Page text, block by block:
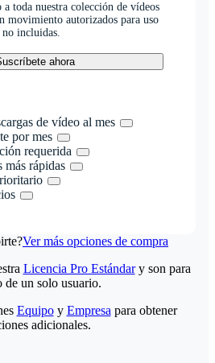
a toda nuestra colección de vídeos
movimiento autorizados para uso
incluidas.
ahora
de vídeo al mes
por mes
requerida
más rápidas
Ver más opciones de compra
Licencia Pro Estándary son para
de un solo usuario.
Equipoy Empresa para obtener
adicionales.